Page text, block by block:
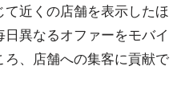
近くの店舗を表示したほ
異なるオファーをモバイ
、店舗への集客に貢献で